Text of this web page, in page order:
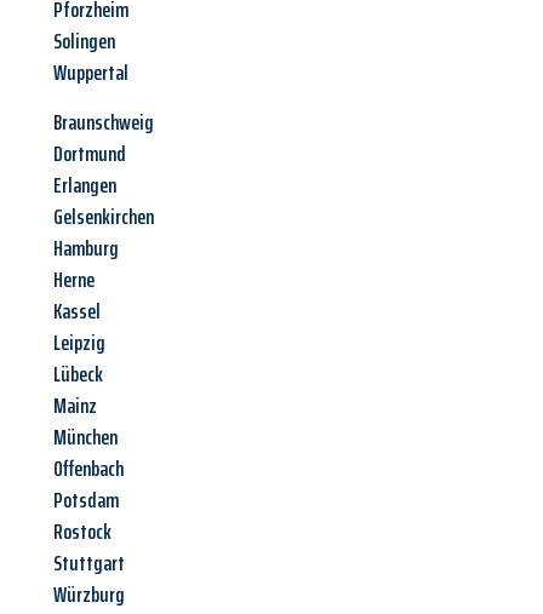
Pforzheim
Solingen
Wuppertal
Braunschweig
Dortmund
Erlangen
Gelsenkirchen
Hamburg
Herne
Kassel
Leipzig
Lübeck
Mainz
München
Offenbach
Potsdam
Rostock
Stuttgart
Würzburg